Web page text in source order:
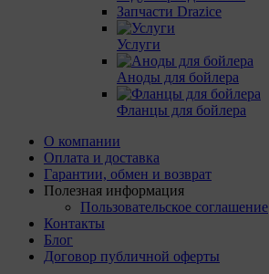
Запчасти Drazice
Услуги
Аноды для бойлера
Фланцы для бойлера
О компании
Оплата и доставка
Гарантии, обмен и возврат
Полезная информация
Пользовательское соглашение
Контакты
Блог
Договор публичной оферты